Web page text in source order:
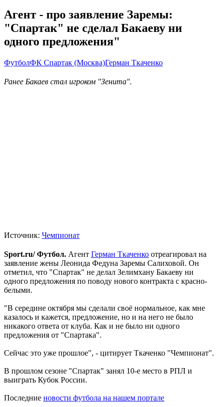
Агент - про заявление Заремы:
"Спартак" не сделал Бакаеву ни
одного предложения"
ФутболФК Спартак (Москва)Герман Ткаченко
Ранее Бакаев стал игроком "Зенита".
Источник: Чемпионат
Sport.ru/ Футбол. Агент Герман Ткаченко отреагировал на
заявление жены Леонида Федуна Заремы Салиховой. Он
отметил, что "Спартак" не делал Зелимхану Бакаеву ни
одного предложения по поводу нового контракта с красно-
белыми.
"В середине октября мы сделали своё нормальное, как мне
казалось и кажется, предложение, но и на него не было
никакого ответа от клуба. Как и не было ни одного
предложения от "Спартака".
Сейчас это уже прошлое", - цитирует Ткаченко "Чемпионат".
В прошлом сезоне "Спартак" занял 10-е место в РПЛ и
выиграть Кубок России.
Последние новости футбола на нашем портале